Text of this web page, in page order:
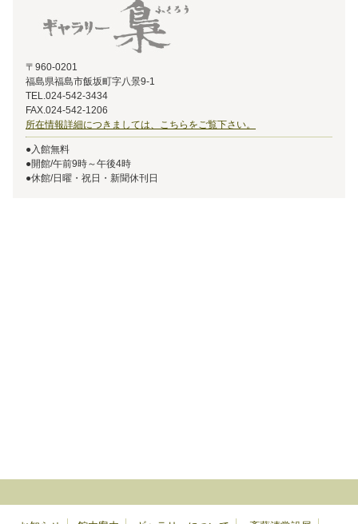
〒960-0201
福島県福島市飯坂町字八景9-1
TEL.024-542-3434
FAX.024-542-1206
所在情報詳細につきましては、こちらをご覧下さい。
●入館無料
●開館/午前9時～午後4時
●休館/日曜・祝日・新聞休刊日